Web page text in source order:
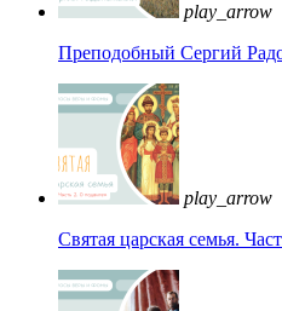
play_arrow
Преподобный Сергий
play_arrow
Святая царская семья.